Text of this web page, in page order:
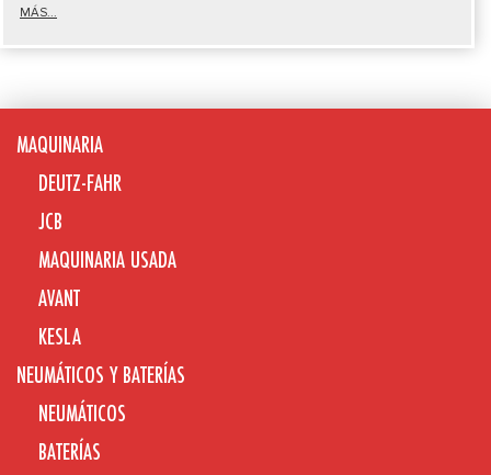
MÁS...
MAQUINARIA
DEUTZ-FAHR
JCB
MAQUINARIA USADA
AVANT
KESLA
NEUMÁTICOS Y BATERÍAS
NEUMÁTICOS
BATERÍAS